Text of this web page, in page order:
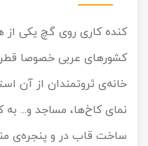
کنده کاری روی گچ یکی
کشورهای عربی خصوصا
خانه‌ی ثروتمندان از آن
نمای کاخ‌ها، مساجد و... به
ساخت قاب در و پنجره‌ی